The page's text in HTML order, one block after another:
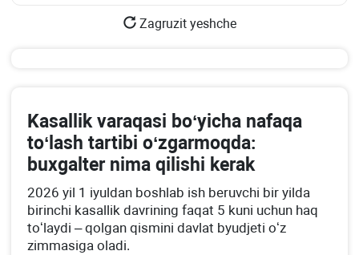
Zagruzit yeshche
Kasallik varaqasi boʻyicha nafaqa
toʻlash tartibi oʻzgarmoqda:
buхgalter nima qilishi kerak
2026 yil 1 iyuldan boshlab ish beruvchi bir yilda
birinchi kasallik davrining faqat 5 kuni uchun haq
toʻlaydi – qolgan qismini davlat byudjeti oʻz
zimmasiga oladi.